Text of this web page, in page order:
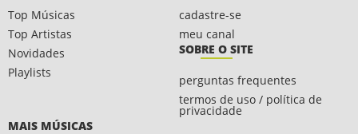
Top Músicas
Top Artistas
Novidades
Playlists
cadastre-se
meu canal
SOBRE O SITE
perguntas frequentes
termos de uso / política de
privacidade
MAIS MÚSICAS